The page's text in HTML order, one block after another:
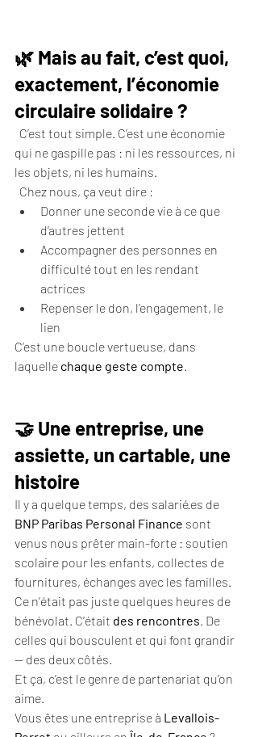
🌿 Mais au fait, c’est quoi,
exactement, l’économie
circulaire solidaire ?
C’est tout simple. C’est une économie
qui ne gaspille pas : ni les ressources, ni
les objets, ni les humains.
Chez nous, ça veut dire :
Donner une seconde vie à ce que
d’autres jettent
Accompagner des personnes en
difficulté tout en les rendant
actrices
Repenser le don, l’engagement, le
lien
C’est une boucle vertueuse, dans
laquelle chaque geste compte.
🤝 Une entreprise, une
assiette, un cartable, une
histoire
Il y a quelque temps, des salarié·es de
BNP Paribas Personal Finance sont
venus nous prêter main-forte : soutien
scolaire pour les enfants, collectes de
fournitures, échanges avec les familles.
Ce n’était pas juste quelques heures de
bénévolat. C’était des rencontres. De
celles qui bousculent et qui font grandir
— des deux côtés.
Et ça, c’est le genre de partenariat qu’on
aime.
Vous êtes une entreprise à Levallois-